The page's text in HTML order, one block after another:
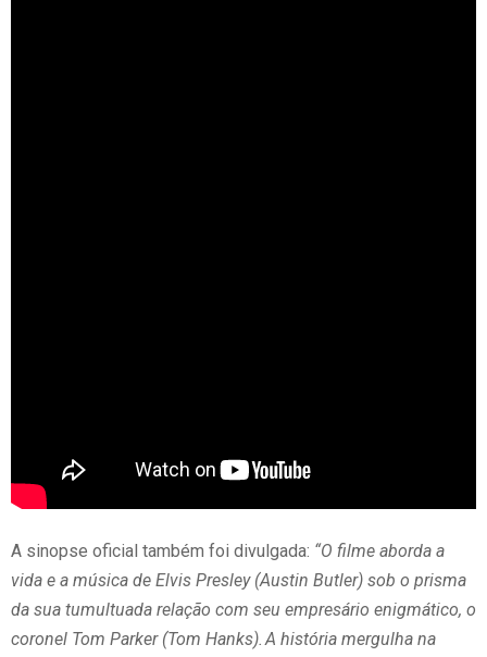
A sinopse oficial também foi divulgada: “O filme aborda a
vida e a música de Elvis Presley (Austin Butler) sob o prisma
da sua tumultuada relação com seu empresário enigmático, o
coronel Tom Parker (Tom Hanks). A história mergulha na